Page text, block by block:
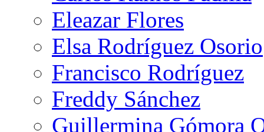
Eleazar Flores
Elsa Rodríguez Osorio
Francisco Rodríguez
Freddy Sánchez
Guillermina Gómora